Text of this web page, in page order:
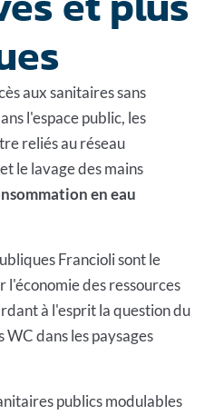
aux sanitaires sans
l'espace public, les
reliés au réseau
le lavage des mains
en eau
Francioli sont le
des ressources
à l'esprit la question du
dans les paysages
publicsmodulables